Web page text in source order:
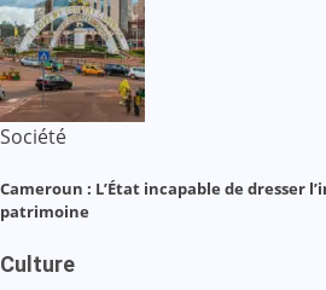
Société
Cameroun : L’État incapable de dresser
patrimoine
Culture